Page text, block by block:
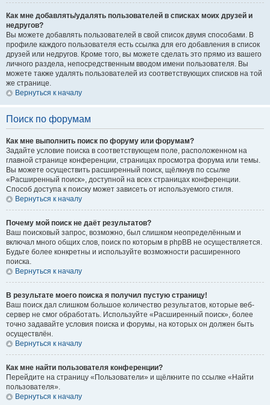
Как мне добавлять/удалять пользователей в списках моих друзей и
недругов?
Вы можете добавлять пользователей в свой список двумя способами. В
профиле каждого пользователя есть ссылка для его добавления в список
друзей или недругов. Кроме того, вы можете сделать это прямо из вашего
личного раздела, непосредственным вводом имени пользователя. Вы
можете также удалять пользователей из соответствующих списков на той
же странице.
Вернуться к началу
Поиск по форумам
Как мне выполнить поиск по форуму или форумам?
Задайте условие поиска в соответствующем поле, расположенном на
главной странице конференции, страницах просмотра форума или темы.
Вы можете осуществить расширенный поиск, щёлкнув по ссылке
«Расширенный поиск», доступной на всех страницах конференции.
Способ доступа к поиску может зависеть от используемого стиля.
Вернуться к началу
Почему мой поиск не даёт результатов?
Ваш поисковый запрос, возможно, был слишком неопределённым и
включал много общих слов, поиск по которым в phpBB не осуществляется.
Будьте более конкретны и используйте возможности расширенного
поиска.
Вернуться к началу
В результате моего поиска я получил пустую страницу!
Ваш поиск дал слишком большое количество результатов, которые веб-
сервер не смог обработать. Используйте «Расширенный поиск», более
точно задавайте условия поиска и форумы, на которых он должен быть
осуществлён.
Вернуться к началу
Как мне найти пользователя конференции?
Перейдите на страницу «Пользователи» и щёлкните по ссылке «Найти
пользователя».
Вернуться к началу